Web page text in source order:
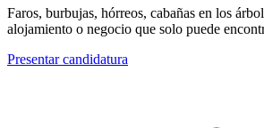
Faros, burbujas, hórreos, cabañas en los
alojamiento o negocio que solo puede
Presentar candidatura